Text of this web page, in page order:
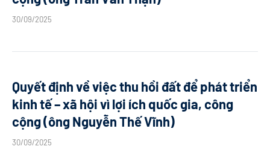
30/09/2025
Quyết định về việc thu hồi đất để phát triển
kinh tế – xã hội vì lợi ích quốc gia, công
cộng (ông Nguyễn Thế Vĩnh)
30/09/2025